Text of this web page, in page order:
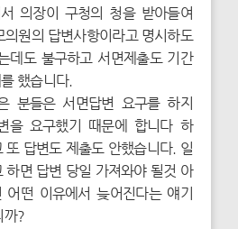
의장이 구청의 청을 받아들여
의원의 답변사항이라고 명시하도
데도 불구하고 서면제출도 기간
했습니다.
분들은 서면답변 요구를 하지
을 요구했기 때문에 합니다 하
또 답변도 제출도 안했습니다. 일
하면 답변 당일 가져와야 될것 아
떤 이유에서 늦어진다는 얘기
까?